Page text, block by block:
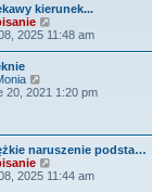
e
t
l
n
n
s
z
y
p
o
kierunek...
y
e
t
a
j
o
2025 11:48 am
y
t
l
n
20, 2021 1:20 pm
naruszenie podsta…
y
2025 11:44 am